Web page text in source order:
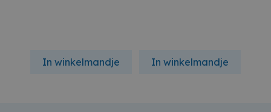
In winkelmandje In winkelmandje